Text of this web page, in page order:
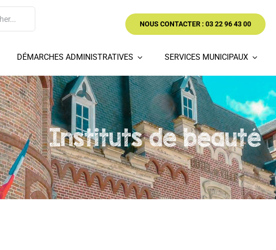
NOUS CONTACTER : 03 22 96 43 00
DÉMARCHES ADMINISTRATIVES SERVICES MUNICIPAUX
Instituts de beauté